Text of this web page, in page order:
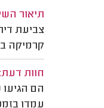
תיאור
צביעת
קרמיקה
חוות דעת:
הם
עמדו